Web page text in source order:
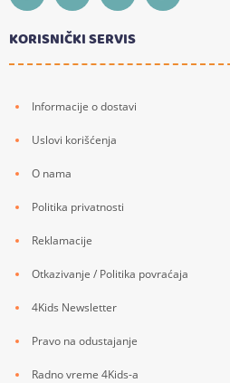
KORISNIČKI SERVIS
Informacije o dostavi
Uslovi korišćenja
O nama
Politika privatnosti
Reklamacije
Otkazivanje / Politika povraćaja
4Kids Newsletter
Pravo na odustajanje
Radno vreme 4Kids-a